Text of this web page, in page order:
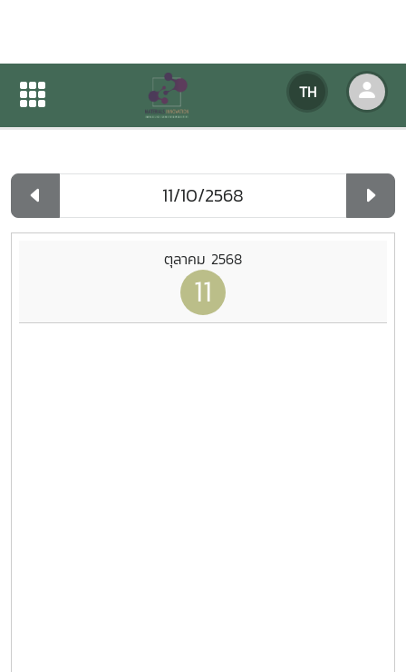
TH
ปฏิทินกิจกรรมของหน่วยงาน
ปฏิทินกิจกรรมของหน่วยงาน
ตุลาคม 2568
11